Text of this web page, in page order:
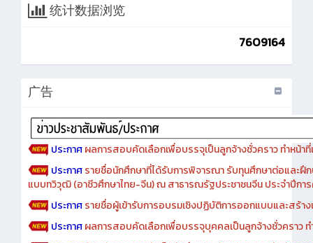
7609164
ประกาศผลการสอบคัดเลือกเพื่อบรรจุเป็นลูกจ้างชั่วคราว ทำหน้าที่
ประกาศ รายชื่อนักศึกษาที่ได้รับการพิจารณา รับทุนศึกษาต่อและฝึ
แบบทวิวุฒิ (อาชีวศึกษาไทย-จีน) ณ สาธารณรัฐประชาชนจีน ประจำปีก
ประกาศรายชื่อผู้เข้ารับการอบรมเชิงปฏิบัติการออกแบบและสร้า